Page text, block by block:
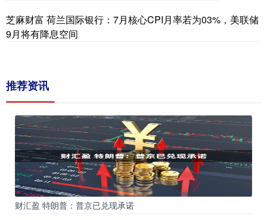
芝麻财富 荷兰国际银行：7月核心CPI月率若为03%，美联储
9月将有降息空间
推荐资讯
财汇盈 特朗普：普京已兑现承诺